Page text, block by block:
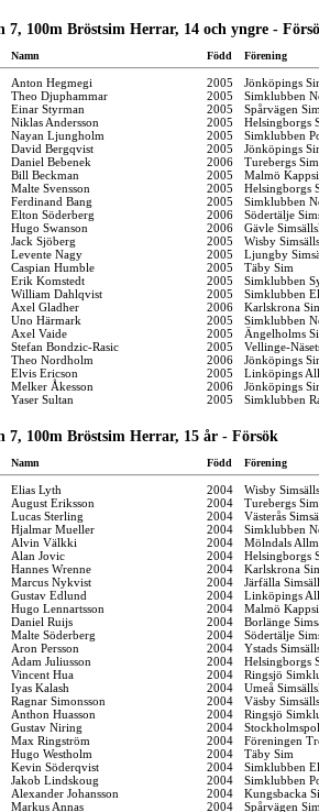
7, 100m Bröstsim Herrar, 14 och yngre -
Namn Född Förening
Anton Hegmegi 2005
Jönköpings
Theo Djuphammar 2005
Simklubben
Einar Styrman 2005
Spårvägen
Niklas Andersson 2005
Helsingborgs
Nayan Ljungholm 2005
Simklubben
David Bergqvist 2005
Jönköpings
Daniel Bebenek 2006
Turebergs
Bill Beckman 2005
Malmö
Malte Svensson 2005
Helsingborgs
Ferdinand Bang 2005
Simklubben
Elton Söderberg 2006
Södertälje
Hugo Swanson 2006
Gävle
Jack Sjöberg 2005
Wisby
Levente Nagy 2005
Ljungby
Caspian Humble 2005
Täby Sim
Erik Komstedt 2005
Simklubben
William Dahlqvist 2005
Simklubben
Axel Gladher 2006
Karlskrona
Uno Härmark 2005
Simklubben
Axel Vaide
2005
Ängelholms
Stefan Bondzic-Rasic 2005
Vellinge-
Theo Nordholm 2006
Jönköpings
Elvis Ericson 2005
Linköpings
Melker Åkesson 2006
Jönköpings
Yaser Sultan 2005 Simklubben
7, 100m Bröstsim Herrar, 15 år - Försök
Namn Född Förening
Elias Lyth 2004
Wisby
August Eriksson 2004
Turebergs
Lucas Sterling 2004
Västerås
Hjalmar Mueller 2004
Simklubben
Alvin Välkki 2004
Mölndals
Alan Jovic 2004
Helsingborgs
Hannes Wrenne 2004
Karlskrona
Marcus Nykvist 2004
Järfälla
Gustav Edlund 2004
Linköpings
Hugo Lennartsson 2004
Malmö
Daniel Ruijs 2004
Borlänge
Malte Söderberg 2004
Södertälje
Aron Persson 2004
Ystads
Adam Juliusson 2004
Helsingborgs
Vincent Hua 2004
Ringsjö
Iyas Kalash 2004
Umeå
Ragnar Simonsson 2004
Väsby
Anthon Huasson 2004
Ringsjö
Gustav Niring 2004
Max Ringström 2004
Föreningen
Hugo Westholm 2004
Täby Sim
Kevin Söderqvist 2004
Simklubben
Jakob Lindskoug 2004
Simklubben
Alexander Johansson 2004
Kungsbacka
Markus Annas 2004 Spårvägen